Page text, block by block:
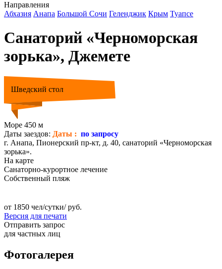
Направления
Абхазия Анапа Большой Сочи Геленджик Крым Туапсе
Санаторий «Черноморская
зорька», Джемете
Шведский стол
Море 450 м
Даты заездов: Даты : по запросу
г. Анапа, Пионерский пр-кт, д. 40, санаторий «Черноморская
зорька».
На карте
Санаторно-курортное лечение
Собственный пляж
от 1850 чел/сутки/ руб.
Версия для печати
Отправить запрос
для частных лиц
Фотогалерея